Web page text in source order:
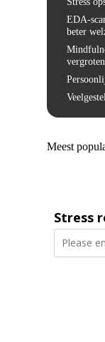
EDA-
beter
vergroten
Meest
Stress